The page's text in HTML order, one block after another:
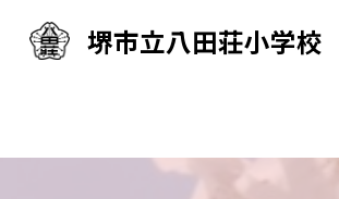
堺市立八田荘小学校